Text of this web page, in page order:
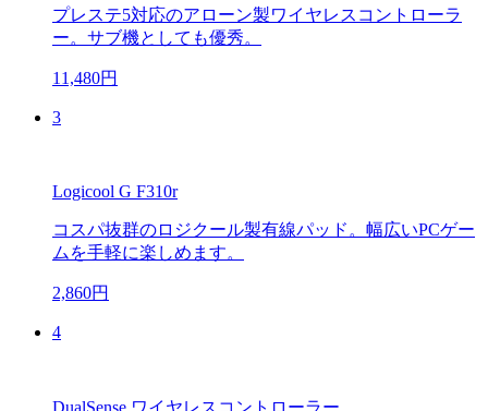
プレステ5対応のアローン製ワイヤレスコントローラ
ー。サブ機としても優秀。
11,480円
3
Logicool G F310r
コスパ抜群のロジクール製有線パッド。幅広いPCゲー
ムを手軽に楽しめます。
2,860円
4
DualSense ワイヤレスコントローラー